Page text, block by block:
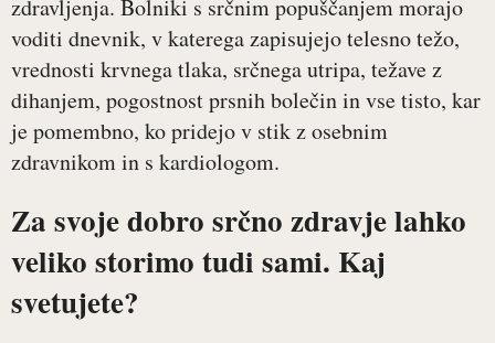
zdravljenja. Bolniki s srčnim popuščanjem morajo
voditi dnevnik, v katerega zapisujejo telesno težo,
vrednosti krvnega tlaka, srčnega utripa, težave z
dihanjem, pogostnost prsnih bolečin in vse tisto, kar
je pomembno, ko pridejo v stik z osebnim
zdravnikom in s kardiologom.
Za svoje dobro srčno zdravje lahko
veliko storimo tudi sami. Kaj
svetujete?